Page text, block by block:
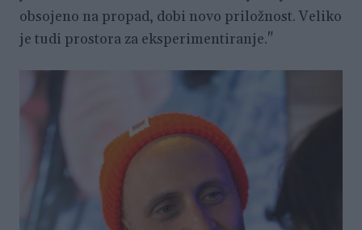
obsojeno na propad, dobi novo priložnost. Veliko
je tudi prostora za eksperimentiranje."